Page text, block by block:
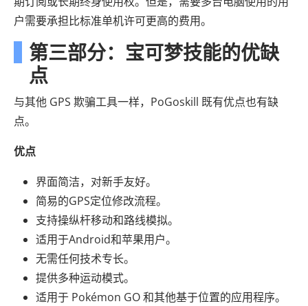
户需要承担比标准单机许可更高的费用。
第三部分：宝可梦技能的优缺
点
与其他 GPS 欺骗工具一样，PoGoskill 既有优点也有缺
点。
优点
界面简洁，对新手友好。
简易的GPS定位修改流程。
支持操纵杆移动和路线模拟。
适用于Android和苹果用户。
无需任何技术专长。
提供多种运动模式。
适用于 Pokémon GO 和其他基于位置的应用程序。